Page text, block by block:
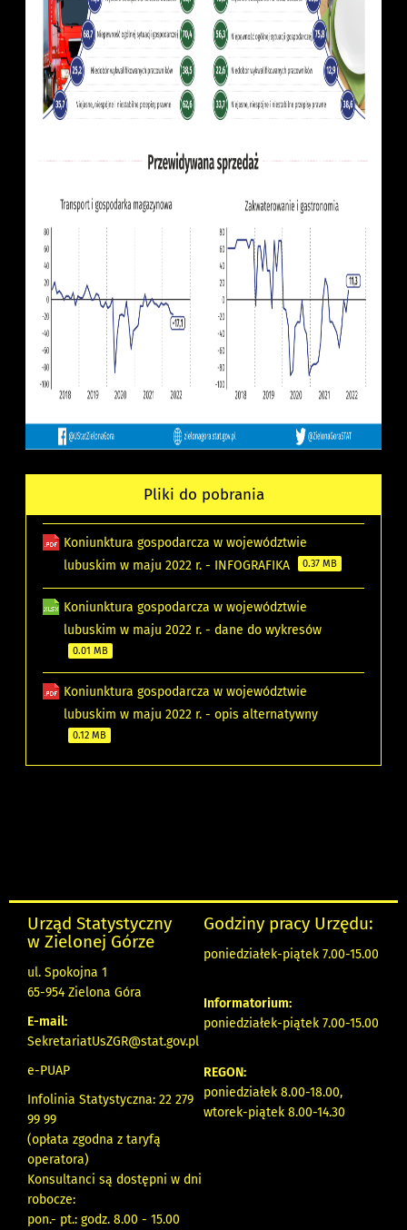
Pliki do pobrania
Koniunktura gospodarcza w województwie
lubuskim w maju 2022 r. - INFOGRAFIKA
0.37 MB
Koniunktura gospodarcza w województwie
lubuskim w maju 2022 r. - dane do wykresów
0.01 MB
Koniunktura gospodarcza w województwie
lubuskim w maju 2022 r. - opis alternatywny
0.12 MB
Urząd Statystyczny
w Zielonej Górze
ul. Spokojna 1
65-954 Zielona Góra
E-mail:
SekretariatUsZGR@stat.gov.pl
e-PUAP
Infolinia Statystyczna: 22 279
99 99
(opłata zgodna z taryfą
operatora)
Konsultanci są dostępni w dni
robocze:
pon.- pt.: godz. 8.00 - 15.00
Godziny pracy Urzędu:
poniedziałek-piątek 7.00-15.00
Informatorium:
poniedziałek-piątek 7.00-15.00
REGON:
poniedziałek 8.00-18.00,
wtorek-piątek 8.00-14.30